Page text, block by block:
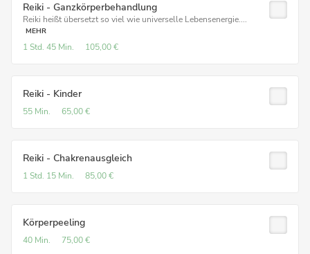
Reiki - Ganzkörperbehandlung
Reiki heißt übersetzt so viel wie universelle Lebensenergie....
MEHR
1 Std. 45 Min. 105,00 €
Reiki - Kinder
55 Min. 65,00 €
Reiki - Chakrenausgleich
1 Std. 15 Min. 85,00 €
Körperpeeling
40 Min. 75,00 €